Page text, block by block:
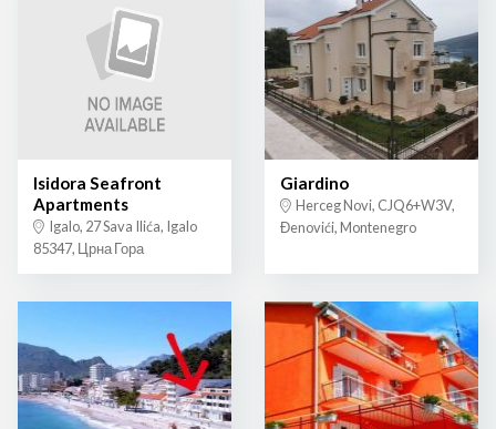
Isidora Seafront
Apartments
Igalo, 27 Sava Ilića, Igalo
85347, Црна Гора
Giardino
Herceg Novi, CJQ6+W3V,
Đenovići, Montenegro